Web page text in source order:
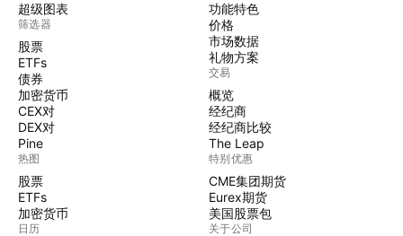
超级图表
筛选器
股票
ETFs
债券
加密货币
CEX对
DEX对
Pine
热图
股票
ETFs
加密货币
日历
功能特色
价格
市场数据
礼物方案
交易
概览
经纪商
经纪商比较
The Leap
特别优惠
CME集团期货
Eurex期货
美国股票包
关于公司